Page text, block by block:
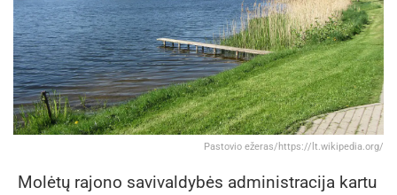
Pastovio ežeras/https://lt.wikipedia.org/
Molėtų rajono savivaldybės administracija kartu